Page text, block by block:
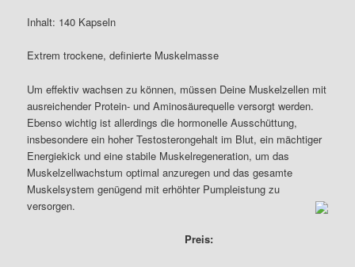
Inhalt: 140 Kapseln
Extrem trockene, definierte Muskelmasse
Um effektiv wachsen zu können, müssen Deine Muskelzellen mit
ausreichender Protein- und Aminosäurequelle versorgt werden.
Ebenso wichtig ist allerdings die hormonelle Ausschüttung,
insbesondere ein hoher Testosterongehalt im Blut, ein mächtiger
Energiekick und eine stabile Muskelregeneration, um das
Muskelzellwachstum optimal anzuregen und das gesamte
Muskelsystem genügend mit erhöhter Pumpleistung zu
versorgen.
Preis: